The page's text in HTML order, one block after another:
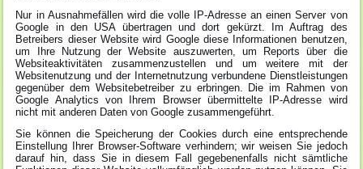
Nur in Ausnahmefällen wird die volle IP-Adresse an einen Server von
Google in den USA übertragen und dort gekürzt. Im Auftrag des
Betreibers dieser Website wird Google diese Informationen benutzen,
um Ihre Nutzung der Website auszuwerten, um Reports über die
Websiteaktivitäten zusammenzustellen und um weitere mit der
Websitenutzung und der Internetnutzung verbundene Dienstleistungen
gegenüber dem Websitebetreiber zu erbringen. Die im Rahmen von
Google Analytics von Ihrem Browser übermittelte IP-Adresse wird
nicht mit anderen Daten von Google zusammengeführt.
Sie können die Speicherung der Cookies durch eine entsprechende
Einstellung Ihrer Browser-Software verhindern; wir weisen Sie jedoch
darauf hin, dass Sie in diesem Fall gegebenenfalls nicht sämtliche